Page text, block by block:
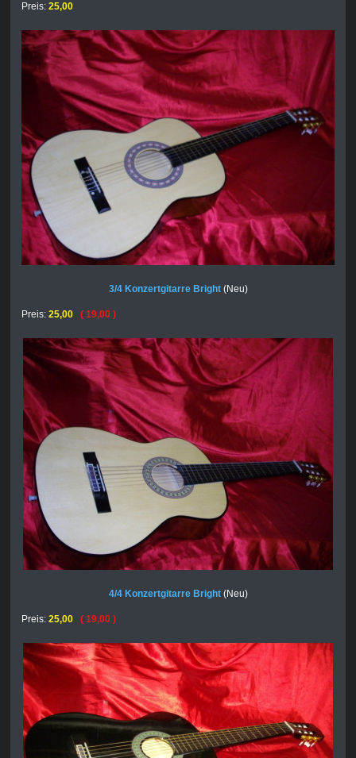
Preis: 25,00
3/4 Konzertgitarre Bright (Neu)
Preis: 25,00 ( 19,00 )
4/4 Konzertgitarre Bright (Neu)
Preis: 25,00 ( 19,00 )